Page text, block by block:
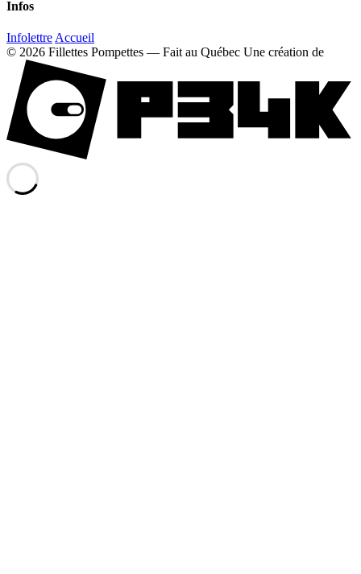
Infos
Infolettre Accueil
© 2026 Fillettes Pompettes — Fait au Québec Une création de